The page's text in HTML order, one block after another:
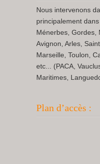
Nous intervenons
principalement
Ménerbes, Gordes,
Avignon, Arles,
Marseille, Toulon,
etc... (PACA,
Maritimes,
Plan d’accès :